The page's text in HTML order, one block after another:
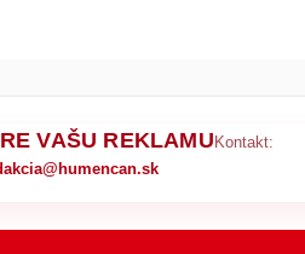
VAŠU REKLAMU Kontakt: